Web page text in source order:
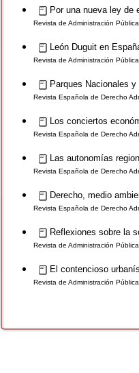
Por una nueva ley de
Revista de Administración
León Duguit en
Revista de Administración
Parques Nacionales
Revista Española de Derecho
Los conciertos
Revista Española de Derecho
Las autonomías
Revista Española de Derecho
Derecho, medio
Revista Española de Derecho
Reflexiones sobre la
Revista de Administración
El contencioso
Revista de Administración